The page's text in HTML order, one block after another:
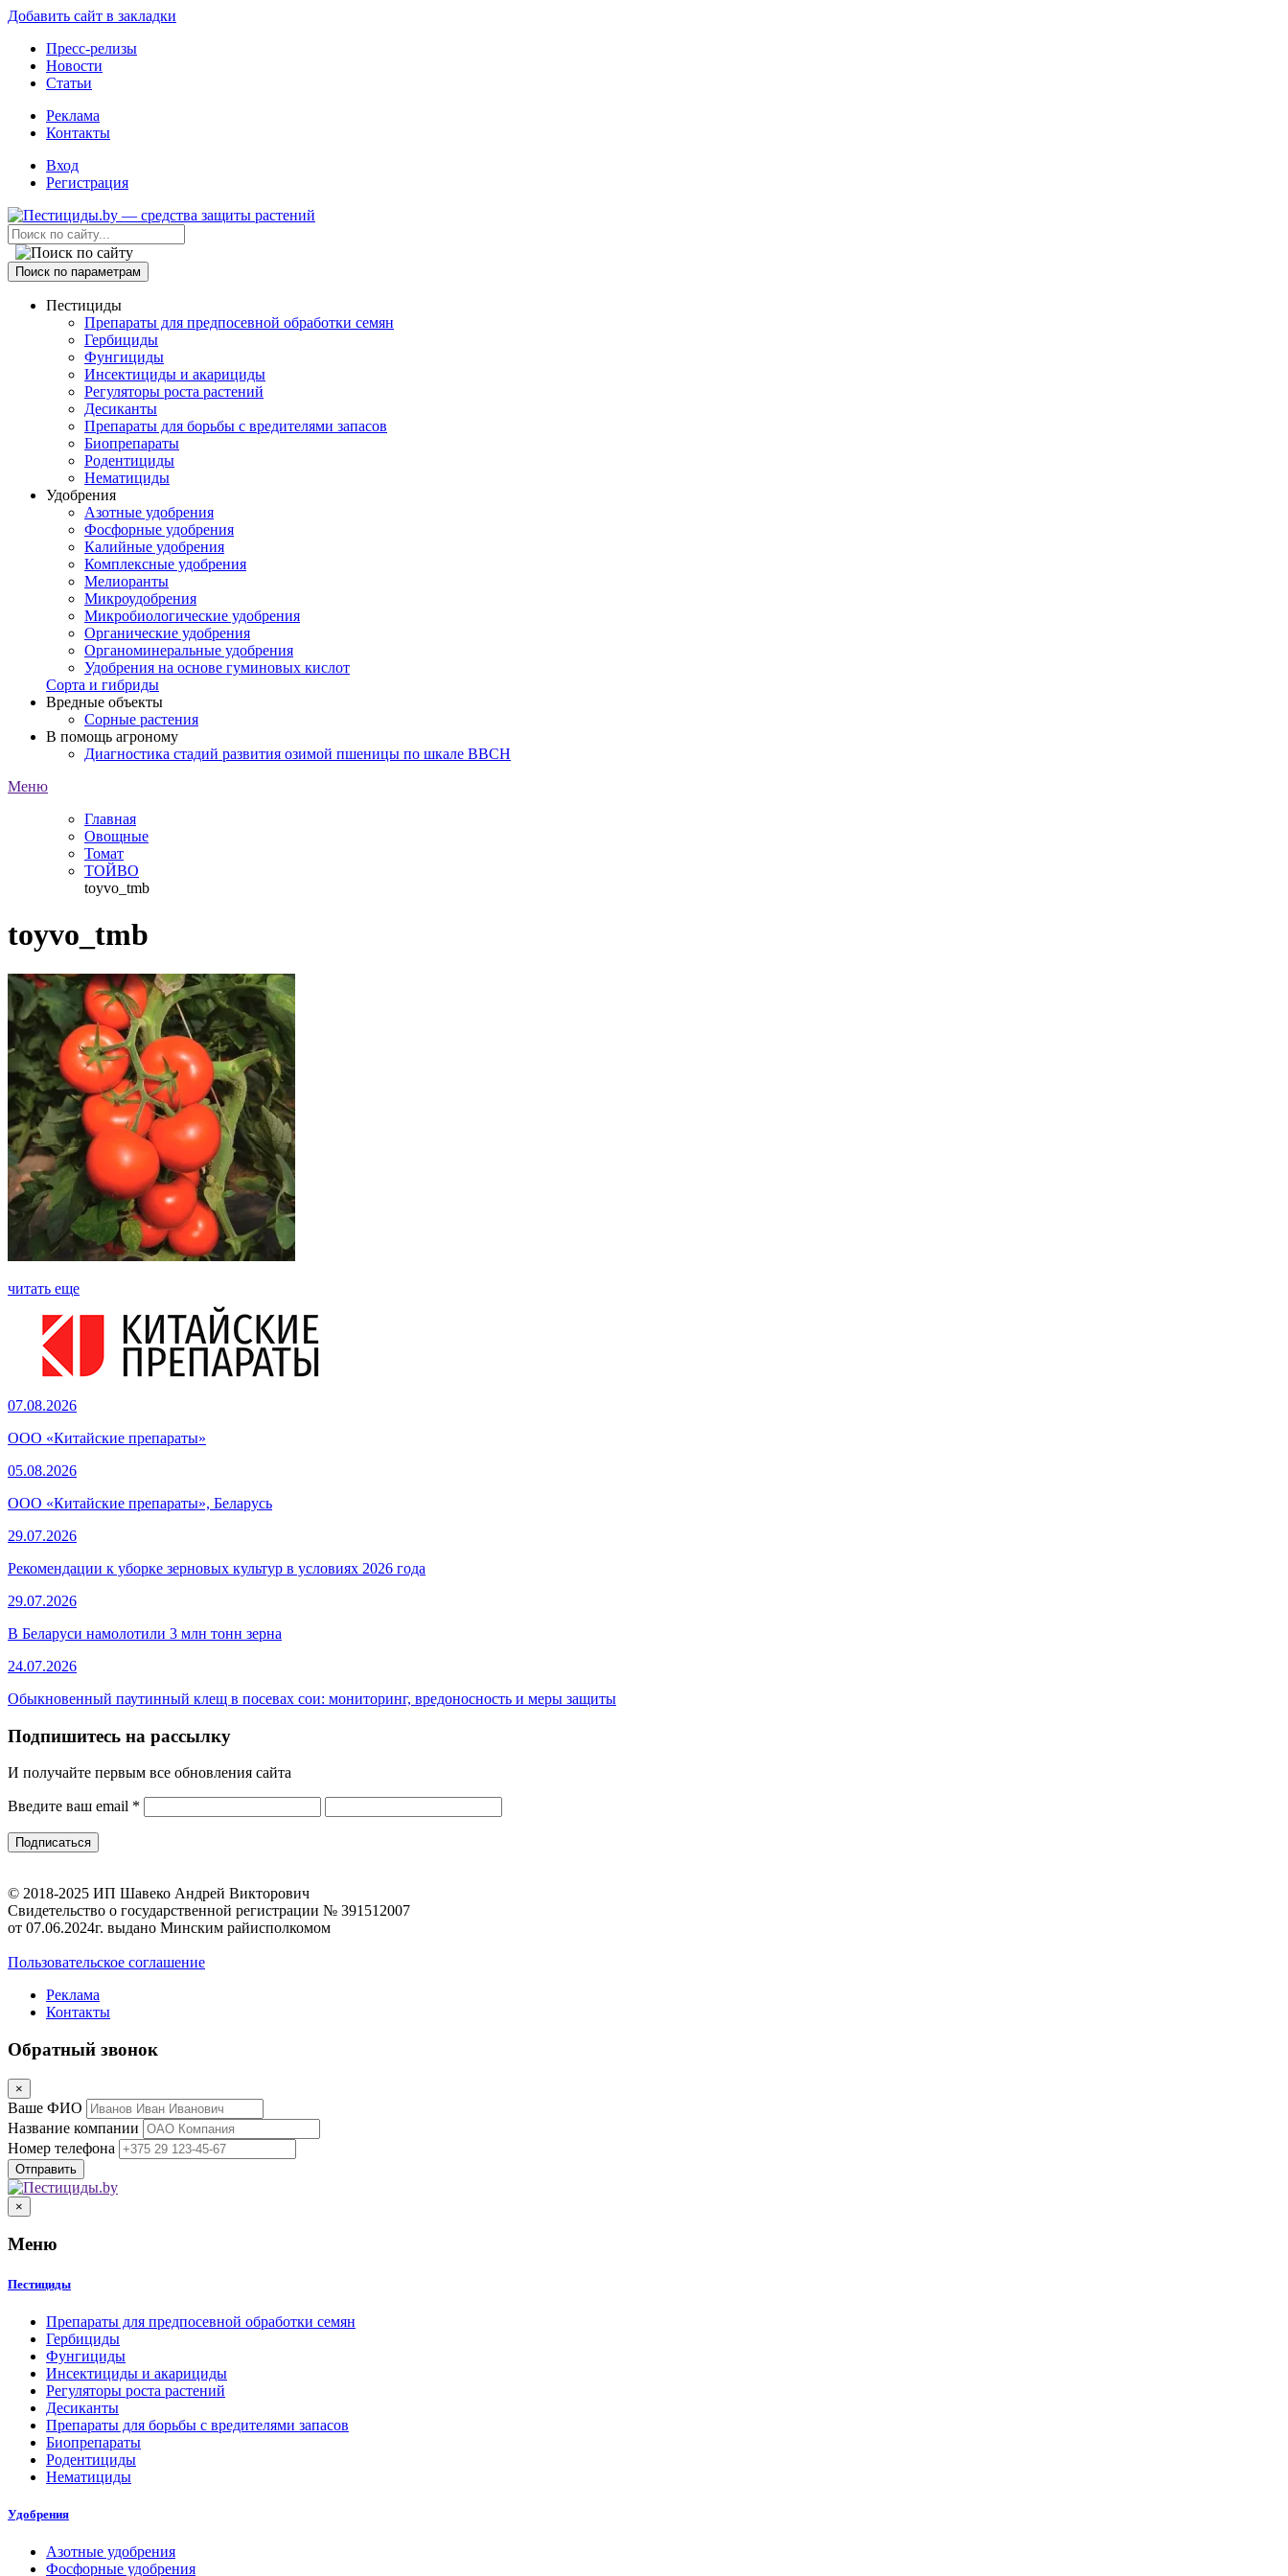
Добавить сайт в закладки
Пресс-релизы
Новости
Статьи
Реклама
Контакты
Вход
Регистрация
Поиск по параметрам
Пестициды
Препараты для предпосевной обработки семян
Гербициды
Фунгициды
Инсектициды и акарициды
Регуляторы роста растений
Десиканты
Препараты для борьбы с вредителями запасов
Биопрепараты
Родентициды
Нематициды
Удобрения
Азотные удобрения
Фосфорные удобрения
Калийные удобрения
Комплексные удобрения
Мелиоранты
Микроудобрения
Микробиологические удобрения
Органические удобрения
Органоминеральные удобрения
Удобрения на основе гуминовых кислот
Сорта и гибриды
Вредные объекты
Сорные растения
В помощь агроному
Диагностика стадий развития озимой пшеницы по шкале ВВСН
Меню
Главная
Овощные
Томат
ТОЙВО
toyvo_tmb
toyvo_tmb
читать еще
07.08.2026
ООО «Китайские препараты»
05.08.2026
ООО «Китайские препараты», Беларусь
29.07.2026
Рекомендации к уборке зерновых культур в условиях 2026 года
29.07.2026
В Беларуси намолотили 3 млн тонн зерна
24.07.2026
Обыкновенный паутинный клещ в посевах сои: мониторинг, вредоносность и меры защиты
Подпишитесь на рассылку
И получайте первым все обновления сайта
Введите ваш email *
© 2018-2025 ИП Шавеко Андрей Викторович
Свидетельство о государственной регистрации № 391512007
от 07.06.2024г. выдано Минским райисполкомом
Пользовательское соглашение
Реклама
Контакты
Обратный звонок
×
Ваше ФИО
Название компании
Номер телефона
×
Меню
Пестициды
Препараты для предпосевной обработки семян
Гербициды
Фунгициды
Инсектициды и акарициды
Регуляторы роста растений
Десиканты
Препараты для борьбы с вредителями запасов
Биопрепараты
Родентициды
Нематициды
Удобрения
Азотные удобрения
Фосфорные удобрения